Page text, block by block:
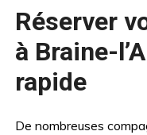
Réserver
à Braine-
rapide
De nombreuses